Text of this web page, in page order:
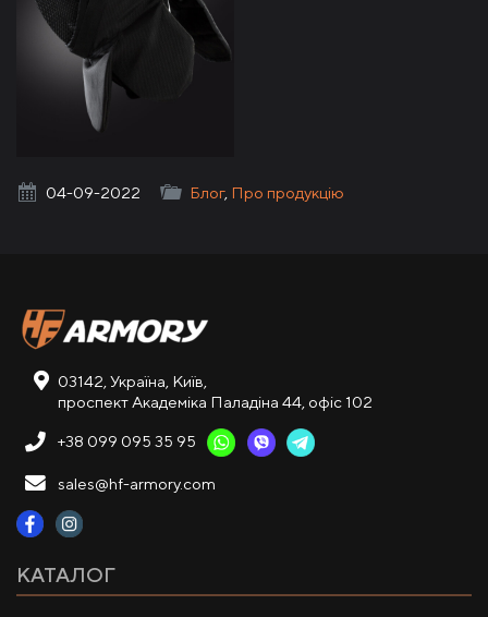
HF Armory
04-09-2022 Блог, Про продукцію
03142, Україна, Київ,
проспект Академіка Паладіна 44, офіс 102
+38 099 095 35 95
sales@hf-armory.com
КАТАЛОГ